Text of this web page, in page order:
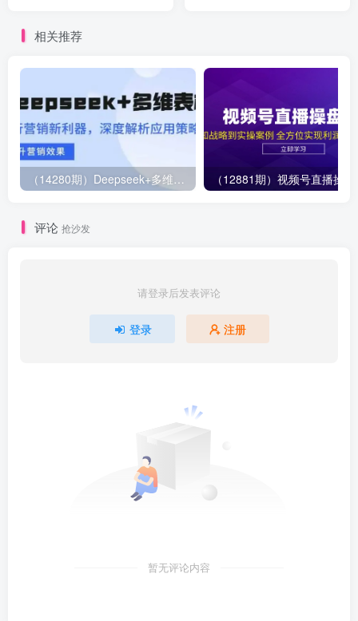
相关推荐
（14280期）Deepseek+多维表格，银行营销新利器，深度解析应用策略，提升营销效果
评论 抢沙发
请登录后发表评论
登录 注册
暂无评论内容